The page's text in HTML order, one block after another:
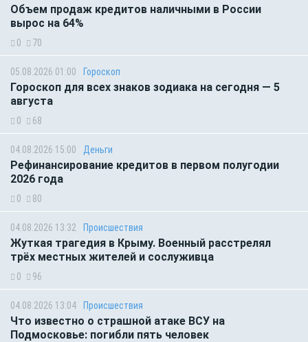
Объем продаж кредитов наличными в России
вырос на 64%
0 70
05.08.2026 01:00 Гороскоп
Гороскоп для всех знаков зодиака на сегодня — 5
августа
0 68
04.08.2026 15:00 Деньги
Рефинансирование кредитов в первом полугодии
2026 года
0 80
04.08.2026 13:32 Происшествия
Жуткая трагедия в Крыму. Военный расстрелял
трёх местных жителей и сослуживца
0 96
04.08.2026 13:04 Происшествия
Что известно о страшной атаке ВСУ на
Подмосковье: погибли пять человек